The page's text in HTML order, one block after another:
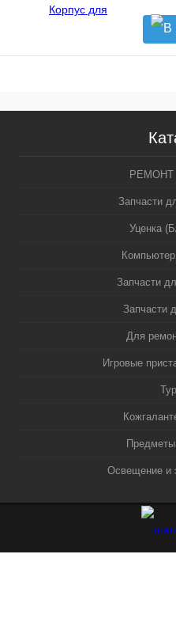
РЕМОНТ
Запчасти
Уценка
Запчасти
Запчасти
Для
Игровые
Освещение и